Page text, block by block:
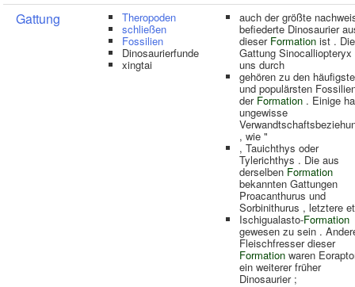
Gattung Theropoden
schließen
Fossilien
Dinosaurierfunde
xingtai
auch der größte
befiederte Dinosaurier
dieser Formation ist . Die
Gattung
uns durch
gehören zu den
und populärsten
der Formation . Einige
ungewisse
, wie "
, Tauichthys oder
Tylerichthys . Die aus
derselbenFormation
bekannten Gattungen
Proacanthurus und
Sorbinithurus , letztere
Ischigualasto-Formation
gewesen zu sein .
Fleischfresser dieser
Formation waren
ein weiterer früher
Dinosaurier ;